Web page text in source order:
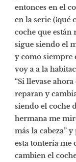
entonces en el
en la serie (¡qué
coche que están
sigue siendo el
y como siempre
voy a a la
“Si llevase
reparan y
siendo el coche
hermana me
más la cabeza”
esta tontería me
cambien el